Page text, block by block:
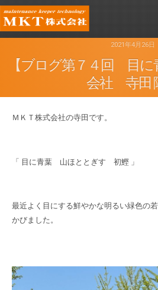
2021年4月26日
【ブログ第７４回 目に
会社 寺田
ＭＫＴ株式会社の寺田です。
「 目に青葉 山ほととぎす 初鰹 」
最近よく目にする鮮やかな明るい緑色の
かびました。